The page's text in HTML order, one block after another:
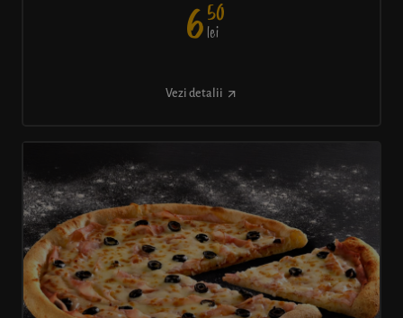
650
lei
Vezi detalii